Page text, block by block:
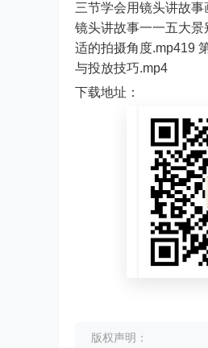
三节学会用镜头讲故
镜头讲故事一一五大
适的拍摄角度.mp419
与投放技巧.mp4
下载地址：
版权声明：